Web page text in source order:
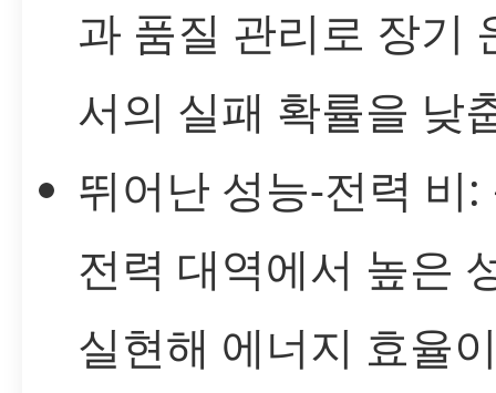
과 품질 관리로 장기
서의 실패 확률을 낮
뛰어난 성능-전력 비:
전력 대역에서 높은
실현해 에너지 효율